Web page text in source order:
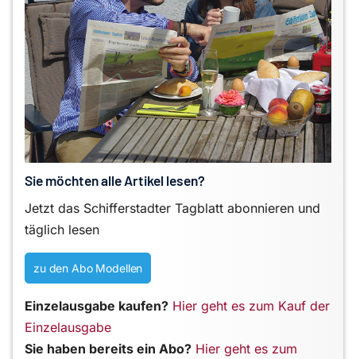
Sie möchten alle Artikel lesen?
Jetzt das Schifferstadter Tagblatt abonnieren und
täglich lesen
zu den Abo Modellen
Einzelausgabe kaufen? Hier geht es zum Kauf der
Einzelausgabe
Sie haben bereits ein Abo? Hier geht es zum